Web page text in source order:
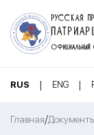
РУССКАЯ
ОФИЦИАЛЬНЫЙ
RUS | ENG |
Главная/